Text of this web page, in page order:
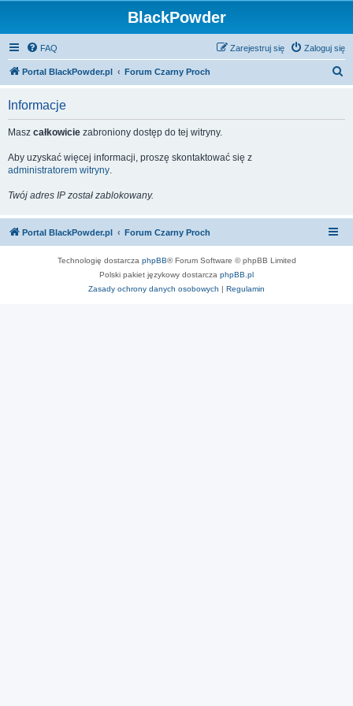
BlackPowder
FAQ Zaloguj się
Zarejestruj się
Portal BlackPowder.pl Forum Czarny Proch
Informacje
Masz całkowicie zabroniony dostęp do tej witryny.
Aby uzyskać więcej informacji, proszę skontaktować się z
administratorem witryny.
Twój adres IP został zablokowany.
Portal BlackPowder.pl Forum Czarny Proch
Technologię dostarcza phpBB® Forum Software © phpBB Limited
Polski pakiet językowy dostarcza phpBB.pl
Zasady ochrony danych osobowych | Regulamin